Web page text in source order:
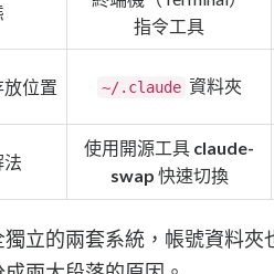
指令工具
位置 ~/.claude 資料夾
法
使用開源工具 claude-
swap 快速切換
獨立的兩套系統，帳號資料